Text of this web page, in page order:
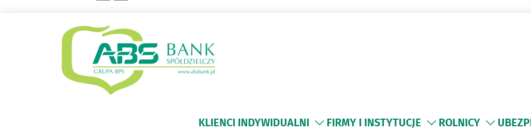
KLIENCI INDYWIDUALNI FIRMY I INSTYTUCJE ROLNICY